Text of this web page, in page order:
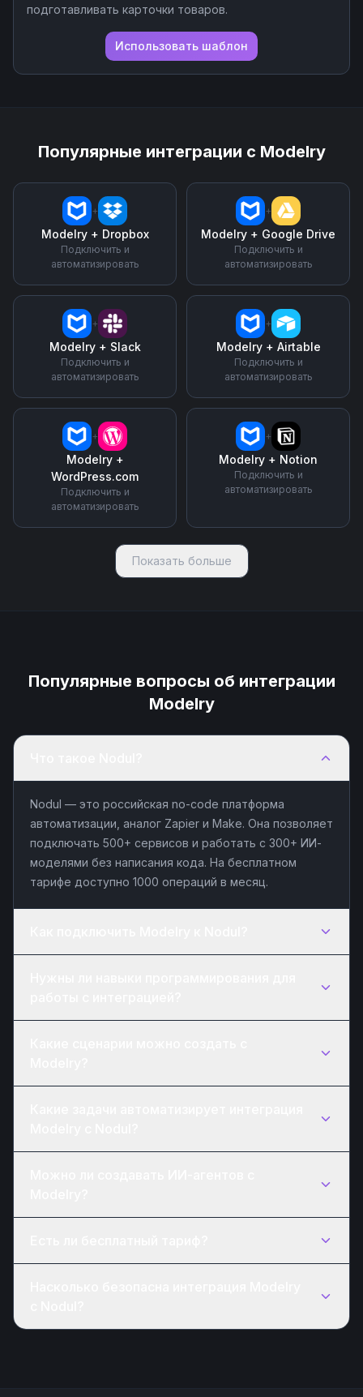
подготавливать карточки товаров.
Использовать шаблон
Популярные интеграции с Modelry
+
Modelry+ Dropbox
Подключить и
автоматизировать
+
Modelry + Google Drive
Подключить и
автоматизировать
+
Modelry+ Slack
Подключить и
автоматизировать
+
Modelry+ Airtable
Подключить и
автоматизировать
+
Modelry+
WordPress.com
Подключить и
автоматизировать
+
Modelry + Notion
Подключить и
автоматизировать
Показать больше
Популярные вопросы об интеграции
Modelry
Nodul — это российская no-code платформа
автоматизации, аналог Zapier и Make. Она позволяет
подключать 500+ сервисов и работать с 300+ ИИ-
моделями без написания кода. На бесплатном
тарифе доступно 1000 операций в месяц.